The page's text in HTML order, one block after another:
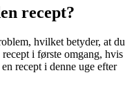
recept?
hvilket betyder, at du
i første omgang, hvis
recept i denne uge efter